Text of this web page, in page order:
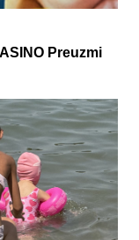
Preuzmi